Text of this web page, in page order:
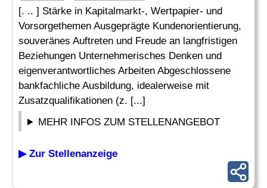
[. .. ] Stärke in Kapitalmarkt-, Wertpapier- und
Vorsorgethemen Ausgeprägte Kundenorientierung,
souveränes Auftreten und Freude an langfristigen
Beziehungen Unternehmerisches Denken und
eigenverantwortliches Arbeiten Abgeschlossene
bankfachliche Ausbildung, idealerweise mit
Zusatzqualifikationen (z. [...]
MEHR INFOS ZUM STELLENANGEBOT
▶ Zur Stellenanzeige